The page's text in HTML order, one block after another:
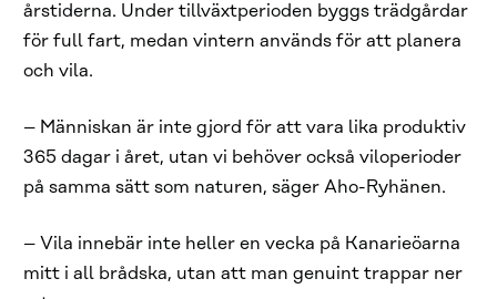
årstiderna. Under tillväxtperioden byggs trädgårdar
för full fart, medan vintern används för att planera
och vila.
– Människan är inte gjord för att vara lika produktiv
365 dagar i året, utan vi behöver också viloperioder
på samma sätt som naturen, säger Aho-Ryhänen.
– Vila innebär inte heller en vecka på Kanarieöarna
mitt i all brådska, utan att man genuint trappar ner